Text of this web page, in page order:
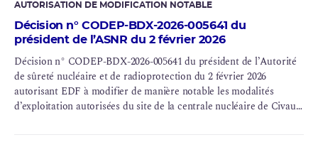
AUTORISATION DE MODIFICATION NOTABLE
Décision n° CODEP-BDX-2026-005641 du
président de l’ASNR du 2 février 2026
Décision n° CODEP-BDX-2026-005641 du président de l’Autorité
de sûreté nucléaire et de radioprotection du 2 février 2026
autorisant EDF à modifier de manière notable les modalités
d’exploitation autorisées du site de la centrale nucléaire de Civaux